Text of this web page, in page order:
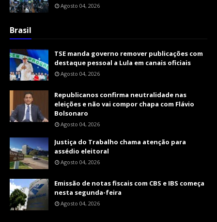
Agosto 04, 2026
Brasil
TSE manda governo remover publicações com
destaque pessoal a Lula em canais oficiais
Agosto 04, 2026
Republicanos confirma neutralidade nas
eleições e não vai compor chapa com Flávio
Bolsonaro
Agosto 04, 2026
Justiça do Trabalho chama atenção para
assédio eleitoral
Agosto 04, 2026
Emissão de notas fiscais com CBS e IBS começa
nesta segunda-feira
Agosto 04, 2026